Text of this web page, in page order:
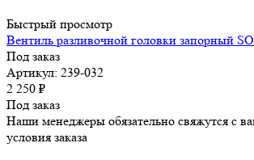
Быстрый просмотр
Вентиль разливочной головки запорный
Под заказ
Артикул: 239-032
2 250 ₽
Под заказ
Наши менеджеры обязательно свяжутся с
условия заказа